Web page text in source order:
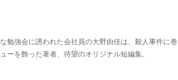
勉強会に誘われた会社員の大野由佳は、殺人事件に巻
を飾った著者、待望のオリジナル短編集。